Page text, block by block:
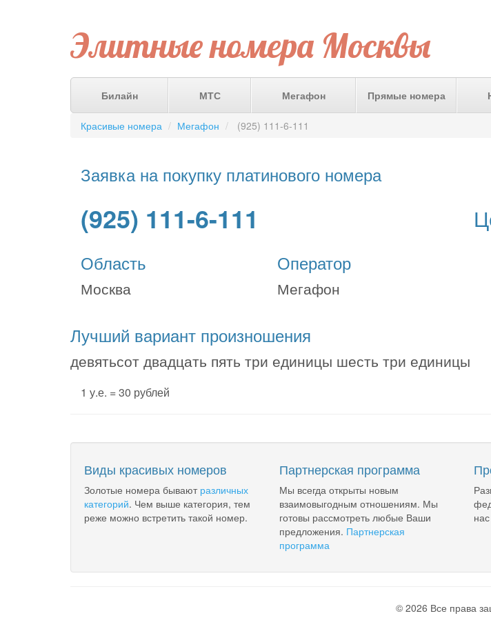
Элитные номера Москвы
Билайн МТС Мегафон Прямые номера
Красивые номера Мегафон (925) 111-6-111
Заявка на покупку платинового номера
(925) 111-6-111
Область
Москва
Оператор
Мегафон
Лучший вариант произношения
девятьсот двадцать пять три единицы шесть три единицы
1 у.е. = 30 рублей
Виды красивых номеров
Золотые номера бывают различных
категорий. Чем выше категория, тем
реже можно встретить такой номер.
Партнерская программа
Мы всегда открыты новым
взаимовыгодным отношениям. Мы
готовы рассмотреть любые Ваши
предложения. Партнерская
программа
© 2026 Все права